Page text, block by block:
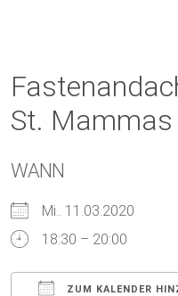
St. Mammas
WANN
Mi.. 11.03.2020
18:30 – 20:00
ZUM KALENDER